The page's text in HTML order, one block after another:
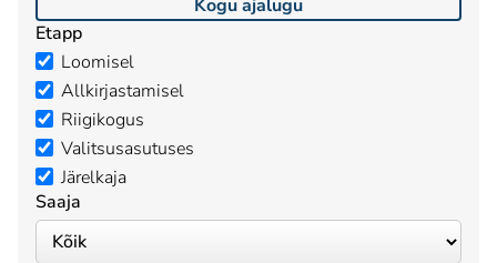
Kogu ajalugu
Etapp
Loomisel
Allkirjastamisel
Riigikogus
Valitsusasutuses
Järelkaja
Saaja